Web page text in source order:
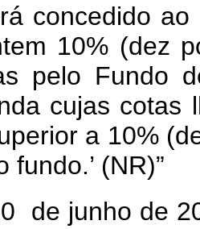
concedido
10% (dez
pelo Fundo
cujas cotas
a 10%
fundo.’ (NR)”
de junho de